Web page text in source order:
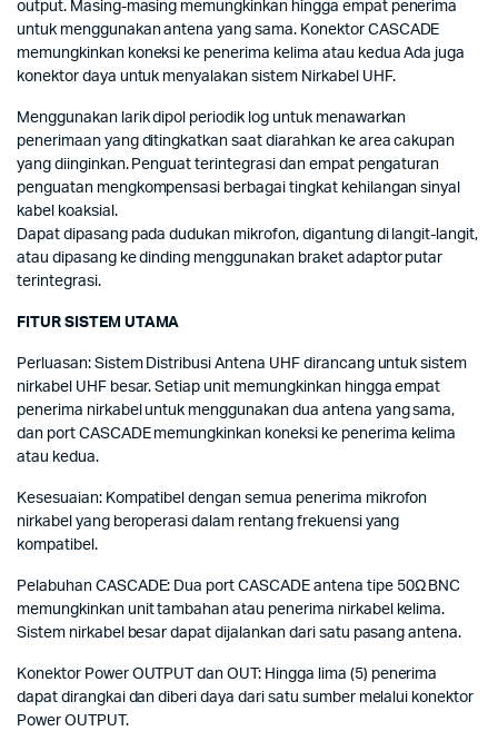
output. Masing-masing memungkinkan hingga empat penerima
untuk menggunakan antena yang sama. Konektor CASCADE
memungkinkan koneksi ke penerima kelima atau kedua Ada juga
konektor daya untuk menyalakan sistem Nirkabel UHF.
Menggunakan larik dipol periodik log untuk menawarkan
penerimaan yang ditingkatkan saat diarahkan ke area cakupan
yang diinginkan. Penguat terintegrasi dan empat pengaturan
penguatan mengkompensasi berbagai tingkat kehilangan sinyal
kabel koaksial.
Dapat dipasang pada dudukan mikrofon, digantung di langit-langit,
atau dipasang ke dinding menggunakan braket adaptor putar
terintegrasi.
FITUR SISTEM UTAMA
Perluasan: Sistem Distribusi Antena UHF dirancang untuk sistem
nirkabel UHF besar. Setiap unit memungkinkan hingga empat
penerima nirkabel untuk menggunakan dua antena yang sama,
dan port CASCADE memungkinkan koneksi ke penerima kelima
atau kedua.
Kesesuaian: Kompatibel dengan semua penerima mikrofon
nirkabel yang beroperasi dalam rentang frekuensi yang
kompatibel.
Pelabuhan CASCADE: Dua port CASCADE antena tipe 50Ω BNC
memungkinkan unit tambahan atau penerima nirkabel kelima.
Sistem nirkabel besar dapat dijalankan dari satu pasang antena.
Konektor Power OUTPUT dan OUT: Hingga lima (5) penerima
dapat dirangkai dan diberi daya dari satu sumber melalui konektor
Power OUTPUT.